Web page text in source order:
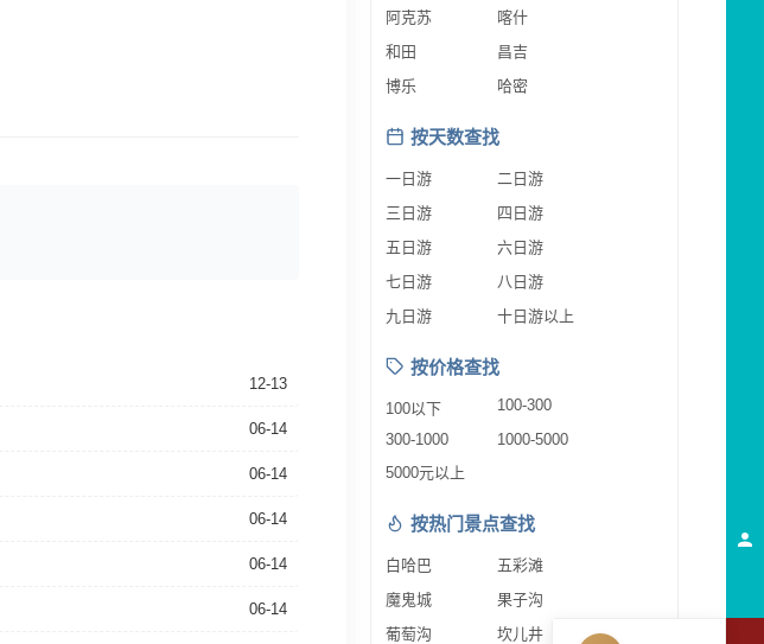
12-13
06-14
06-14
06-14
06-14
06-14
阿克苏
喀什
和田
昌吉
博乐
哈密
按天数查找
一日游
二日游
三日游
四日游
五日游
六日游
七日游
八日游
九日游
十日游以上
按价格查找
100以下
100-300
300-1000
1000-5000
5000元以上
按热门景点查找
白哈巴
五彩滩
魔鬼城
果子沟
葡萄沟
坎儿井